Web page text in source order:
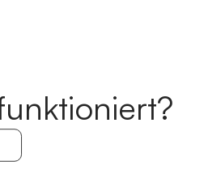
unktioniert?